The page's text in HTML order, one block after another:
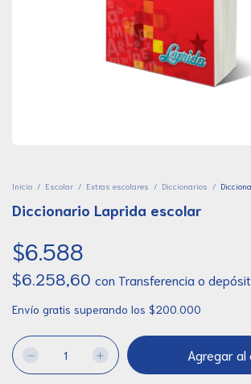
Inicio / Escolar / Extras escolares / Diccionarios /
Diccionario Laprida escolar
$6.588
$6.258,60 con Transferencia o
Envío gratis superando los $200.000